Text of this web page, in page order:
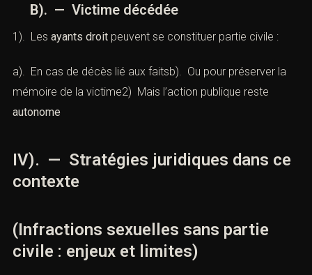
B). — Victime décédée
1). Les ayants droit peuvent se constituer partie civile :
a). En cas de décès lié aux faitsb). Ou pour préserver la
mémoire de la victime2) Mais l’action publique reste
autonome
IV). — Stratégies juridiques dans ce
contexte
(Infractions sexuelles sans partie
civile : enjeux et limites)